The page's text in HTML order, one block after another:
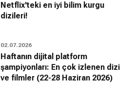
Netflix'teki en iyi bilim kurgu
dizileri!
02.07.2026
Haftanın dijital platform
şampiyonları: En çok izlenen dizi
ve filmler (22-28 Haziran 2026)